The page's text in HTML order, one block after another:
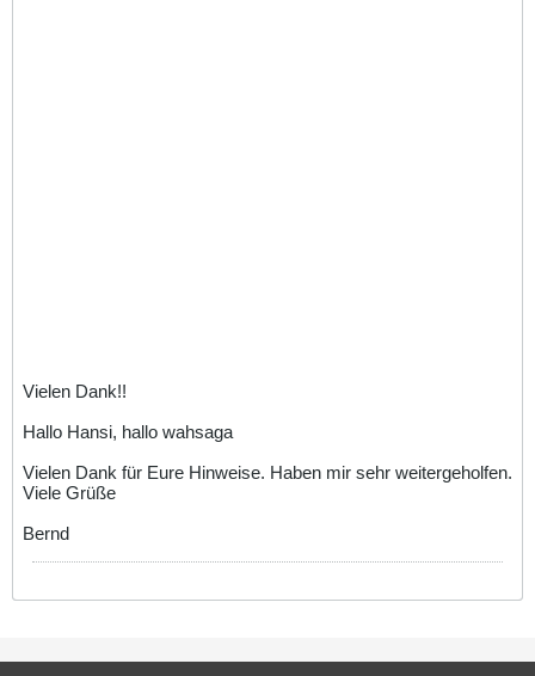
Vielen Dank!!
Hallo Hansi, hallo wahsaga
Vielen Dank für Eure Hinweise. Haben mir sehr weitergeholfen.
Viele Grüße
Bernd